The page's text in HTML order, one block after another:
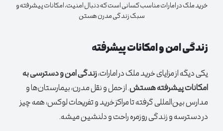
خرید ملک در امارات مناسب کسانی است که دنبال امنیت، امکانات پیشرفته و
سبک زندگی مدرن هستن
زندگی امن و امکانات پیشرفته
یکی دیگه از مزایای خرید ملک در امارات،زندگی امن و دسترسی به
امکانات پیشرفته هستش. از حمل و نقل مدرن، بیمارستان‌ها و
مدارس بین‌المللی گرفته تا مراکز خرید و تفریحات لوکس، همه چیز
در دسترسه و زندگی روزمره راحت و دلنشین میشه.